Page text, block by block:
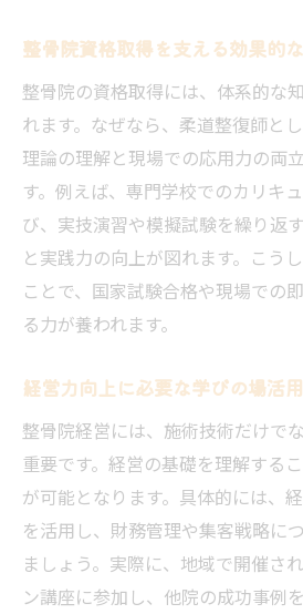
整骨院資格取得を支える効果的
整骨院の資格取得には、体系的な
れます。なぜなら、柔道整復師と
理論の理解と現場での応用力の両
す。例えば、専門学校でのカリキ
び、実技演習や模擬試験を繰り返
と実践力の向上が図れます。こう
ことで、国家試験合格や現場での
る力が養われます。
経営力向上に必要な学びの場活
整骨院経営には、施術技術だけで
重要です。経営の基礎を理解する
が可能となります。具体的には、
を活用し、財務管理や集客戦略に
ましょう。実際に、地域で開催さ
ン講座に参加し、他院の成功事例